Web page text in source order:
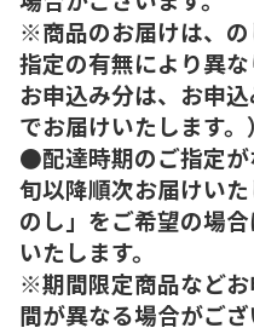
※商品のお届けは、
指定の有無により異
お申込み分は、お申
でお届けいたします。）
●配達時期のご指定
旬以降順次お届けい
のし」をご希望の場
いたします。
※期間限定商品など
間が異なる場合がご